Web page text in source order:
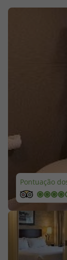
Cheque
Rede de
Blog
Área de
Pontuação